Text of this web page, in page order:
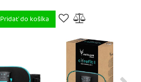
Pridať do košíka